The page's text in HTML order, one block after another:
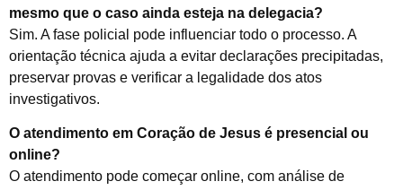
mesmo que o caso ainda esteja na delegacia?
Sim. A fase policial pode influenciar todo o processo. A
orientação técnica ajuda a evitar declarações precipitadas,
preservar provas e verificar a legalidade dos atos
investigativos.
O atendimento em Coração de Jesus é presencial ou
online?
O atendimento pode começar online, com análise de